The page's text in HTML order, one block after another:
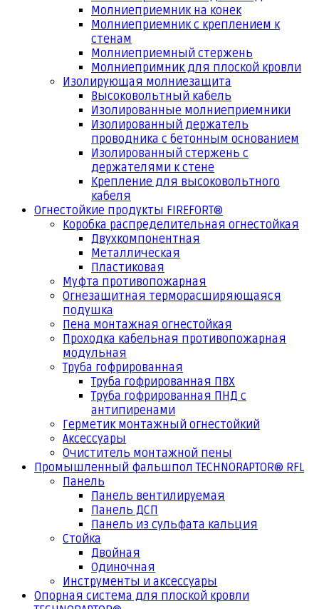
Молниеприемник на конек
Молниеприемник с креплением к
стенам
Молниеприемный стержень
Молниепримник для плоской кровли
Изолирующая молниезащита
Высоковольтный кабель
Изолированные молниеприемники
Изолированный держатель
проводника с бетонным основанием
Изолированный стержень с
держателями к стене
Крепление для высоковольтного
кабеля
Огнестойкие продукты FIREFORT®
Коробка распределительная огнестойкая
Двухкомпонентная
Металлическая
Пластиковая
Муфта противопожарная
Огнезащитная терморасширяющаяся
подушка
Пена монтажная огнестойкая
Проходка кабельная противопожарная
модульная
Труба гофрированная
Труба гофрированная ПВХ
Труба гофрированная ПНД с
антипиренами
Герметик монтажный огнестойкий
Аксессуары
Очиститель монтажной пены
Промышленный фальшпол TECHNORAPTOR® RFL
Панель
Панель вентилируемая
Панель ДСП
Панель из сульфата кальция
Стойка
Двойная
Одиночная
Инструменты и аксессуары
Опорная система для плоской кровли